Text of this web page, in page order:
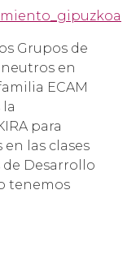
Grupos de
en
ECAM
para
las clases
de Desarrollo
tenemos